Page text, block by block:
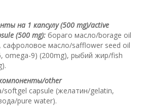
на 1 капсулу (500 mg)/active
(500 mg): бораго масло/borage oil
сафроловое масло/safflower seed oil
omega-9) (200mg), рыбий жир/fish
other
softgel capsule (желатин/gelatin,
pure water).